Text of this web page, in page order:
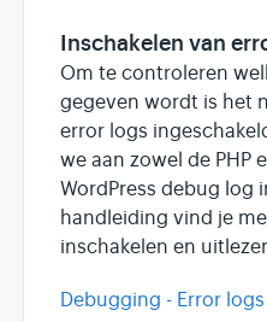
Inschakelen van
Om te controleren
gegeven wordt is het
error logs
we aan zowel de PHP
WordPress debug log
handleiding vind je
inschakelen en
Debugging - Error